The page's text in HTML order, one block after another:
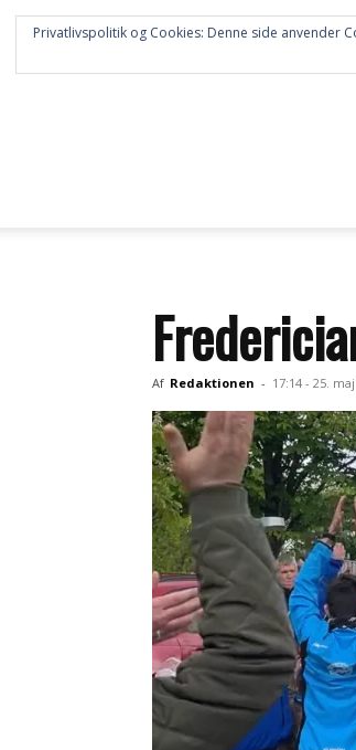
Af Redaktionen - 17:14 - 25. maj
Privatlivspolitik og Cookies: Denne side anvender